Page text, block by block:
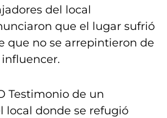
del local
que el lugar sufrió
que no se arrepintieron de
Testimonio de un
local donde se refugió